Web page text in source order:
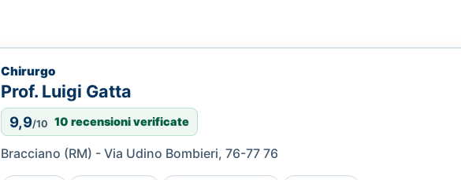
Chirurgo
Prof. Luigi Gatta
9,9/10 10 recensioni verificate
Bracciano (RM) - Via Udino Bombieri, 76-77 76